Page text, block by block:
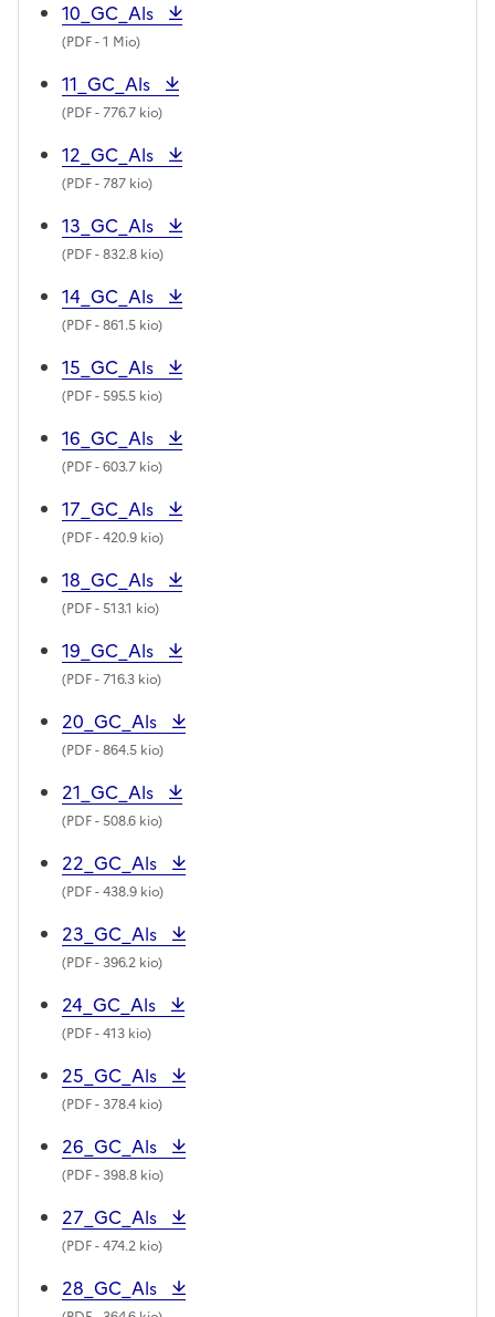
10_GC_Als
(PDF- 1 Mio)
11_GC_Als
(PDF- 776.7 kio)
12_GC_Als
(PDF- 787 kio)
13_GC_Als
(PDF- 832.8 kio)
14_GC_Als
(PDF- 861.5 kio)
15_GC_Als
(PDF- 595.5 kio)
16_GC_Als
(PDF- 603.7 kio)
17_GC_Als
(PDF- 420.9 kio)
18_GC_Als
(PDF- 513.1 kio)
19_GC_Als
(PDF- 716.3 kio)
20_GC_Als
(PDF- 864.5 kio)
21_GC_Als
(PDF- 508.6 kio)
22_GC_Als
(PDF- 438.9 kio)
23_GC_Als
(PDF- 396.2 kio)
24_GC_Als
(PDF- 413 kio)
25_GC_Als
(PDF- 378.4 kio)
26_GC_Als
(PDF- 398.8 kio)
27_GC_Als
(PDF- 474.2 kio)
28_GC_Als